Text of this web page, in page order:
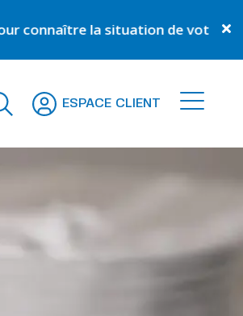
la situation de votre commune –
ESPACE CLIENT